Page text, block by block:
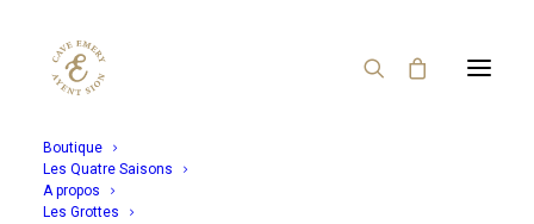
Boutique
Les Quatre Saisons
A propos
Les Grottes
Revenir à la boutique